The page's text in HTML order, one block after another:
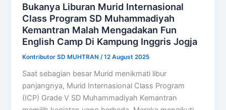
Bukanya Liburan Murid Internasional
Class Program SD Muhammadiyah
Kemantran Malah Mengadakan Fun
English Camp Di Kampung Inggris Jogja
Kontributor SD MUHTRAN/12 August 2025
Saat sebagian besar Murid menikmati libur
panjangnya, Murid Internasional Class Program
(ICP) Grade V SD Muhammadiyah Kemantran